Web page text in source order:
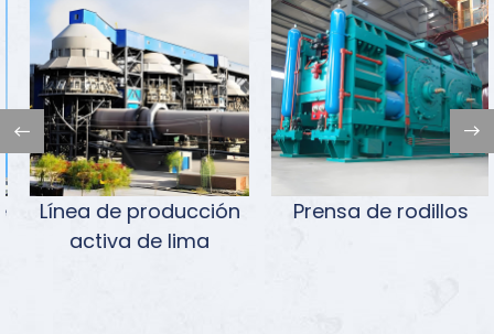
Línea de producción
activa de lima
Prensa de rodillos